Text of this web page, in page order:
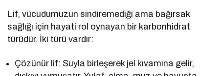
Lif, vücudumuzun sindiremediği ama bağırsak
sağlığı için hayati rol oynayan bir karbonhidrat
türüdür. İki türü vardır:
Çözünür lif: Suyla birleşerek jel kıvamına gelir,